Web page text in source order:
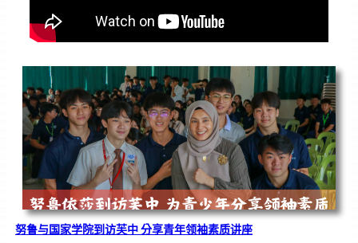
努鲁与国家学院到访芙中 分享青年领袖素质讲座